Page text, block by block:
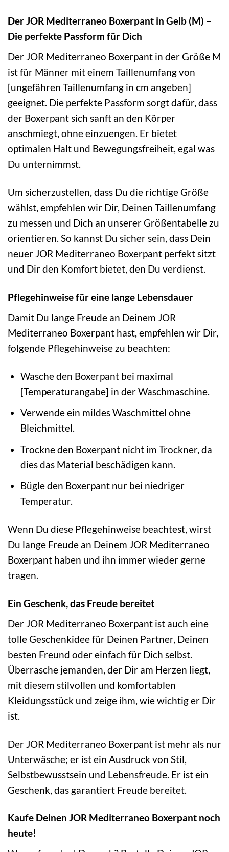
Der JOR Mediterraneo Boxerpant in Gelb (M) –
Die perfekte Passform für Dich
Der JOR Mediterraneo Boxerpant in der Größe M
ist für Männer mit einem Taillenumfang von
[ungefähren Taillenumfang in cm angeben]
geeignet. Die perfekte Passform sorgt dafür, dass
der Boxerpant sich sanft an den Körper
anschmiegt, ohne einzuengen. Er bietet
optimalen Halt und Bewegungsfreiheit, egal was
Du unternimmst.
Um sicherzustellen, dass Du die richtige Größe
wählst, empfehlen wir Dir, Deinen Taillenumfang
zu messen und Dich an unserer Größentabelle zu
orientieren. So kannst Du sicher sein, dass Dein
neuer JOR Mediterraneo Boxerpant perfekt sitzt
und Dir den Komfort bietet, den Du verdienst.
Pflegehinweise für eine lange Lebensdauer
Damit Du lange Freude an Deinem JOR
Mediterraneo Boxerpant hast, empfehlen wir Dir,
folgende Pflegehinweise zu beachten:
Wasche den Boxerpant bei maximal
[Temperaturangabe] in der Waschmaschine.
Verwende ein mildes Waschmittel ohne
Bleichmittel.
Trockne den Boxerpant nicht im Trockner, da
dies das Material beschädigen kann.
Bügle den Boxerpant nur bei niedriger
Temperatur.
Wenn Du diese Pflegehinweise beachtest, wirst
Du lange Freude an Deinem JOR Mediterraneo
Boxerpant haben und ihn immer wieder gerne
tragen.
Ein Geschenk, das Freude bereitet
Der JOR Mediterraneo Boxerpant ist auch eine
tolle Geschenkidee für Deinen Partner, Deinen
besten Freund oder einfach für Dich selbst.
Überrasche jemanden, der Dir am Herzen liegt,
mit diesem stilvollen und komfortablen
Kleidungsstück und zeige ihm, wie wichtig er Dir
ist.
Der JOR Mediterraneo Boxerpant ist mehr als nur
Unterwäsche; er ist ein Ausdruck von Stil,
Selbstbewusstsein und Lebensfreude. Er ist ein
Geschenk, das garantiert Freude bereitet.
Kaufe Deinen JOR Mediterraneo Boxerpant noch
heute!